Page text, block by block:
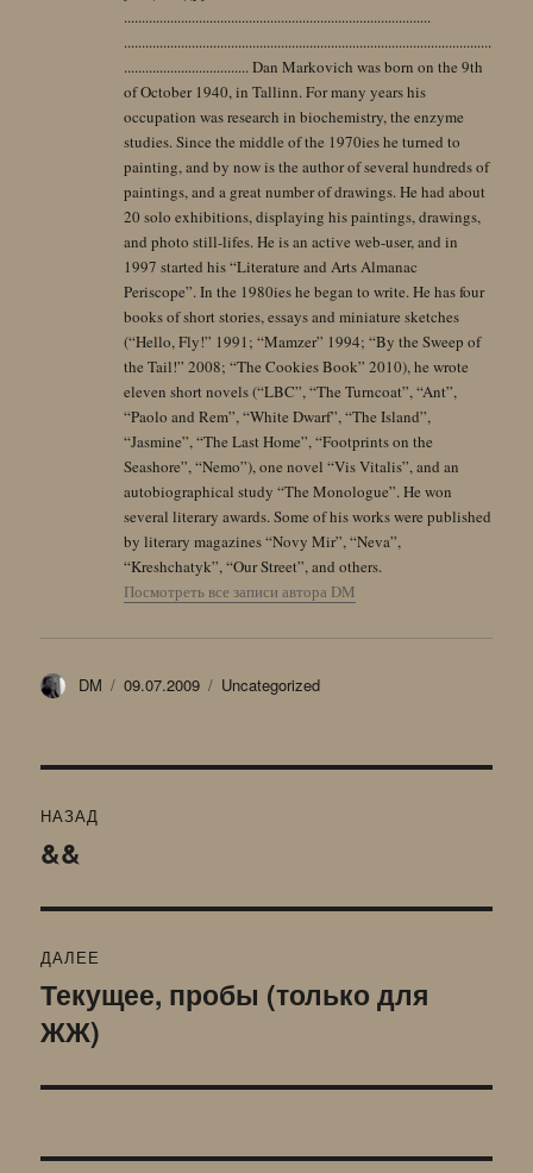
......................................................................................
.......................................................................................................
................................... Dan Markovich was born on the 9th
of October 1940, in Tallinn. For many years his
occupation was research in biochemistry, the enzyme
studies. Since the middle of the 1970ies he turned to
painting, and by now is the author of several hundreds of
paintings, and a great number of drawings. He had about
20 solo exhibitions, displaying his paintings, drawings,
and photo still-lifes. He is an active web-user, and in
1997 started his “Literature and Arts Almanac
Periscope”. In the 1980ies he began to write. He has four
books of short stories, essays and miniature sketches
(“Hello, Fly!” 1991; “Mamzer” 1994; “By the Sweep of
the Tail!” 2008; “The Cookies Book” 2010), he wrote
eleven short novels (“LBC”, “The Turncoat”, “Ant”,
“Paolo and Rem”, “White Dwarf”, “The Island”,
“Jasmine”, “The Last Home”, “Footprints on the
Seashore”, “Nemo”), one novel “Vis Vitalis”, and an
autobiographical study “The Monologue”. He won
several literary awards. Some of his works were published
by literary magazines “Novy Mir”, “Neva”,
“Kreshchatyk”, “Our Street”, and others.
Посмотреть все записи автора DM
Автор
DM Опубликовано
09.07.2009 Рубрики
Uncategorized
по
НАЗАД
Предыдущая
&&
ДАЛЕЕ
Следующая
запись:
Текущее, пробы (только для
ЖЖ)